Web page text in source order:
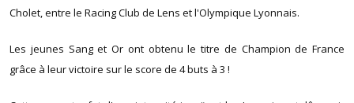
Cholet, entre le Racing Club de Lens et l'Olympique Lyonnais.
Les jeunes Sang et Or ont obtenu le titre de Champion de France
grâce à leur victoire sur le score de 4 buts à 3 !